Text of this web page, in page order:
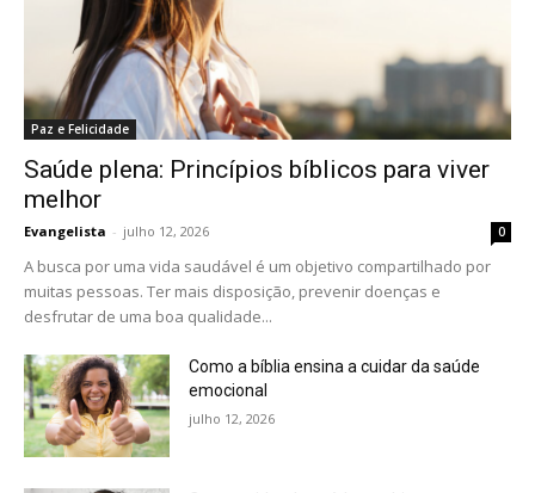
Paz e Felicidade
Saúde plena: Princípios bíblicos para viver
melhor
Evangelista - julho 12, 2026 0
A busca por uma vida saudável é um objetivo compartilhado por
muitas pessoas. Ter mais disposição, prevenir doenças e
desfrutar de uma boa qualidade...
Como a bíblia ensina a cuidar da saúde
emocional
julho 12, 2026